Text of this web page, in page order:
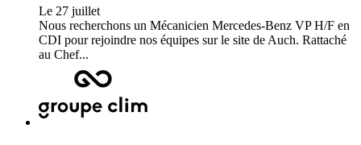
Le 27 juillet
Nous recherchons un Mécanicien Mercedes-Benz VP H/F en
CDI pour rejoindre nos équipes sur le site de Auch. Rattaché
au Chef...